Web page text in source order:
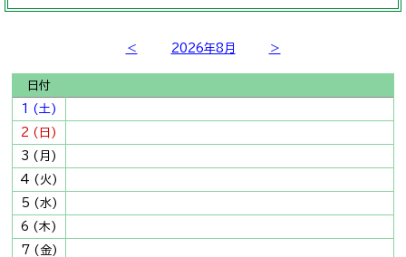
＜ 2026年8月 ＞
日付
1 (土)
2 (日)
3 (月)
4 (火)
5 (水)
6 (木)
7 (金)